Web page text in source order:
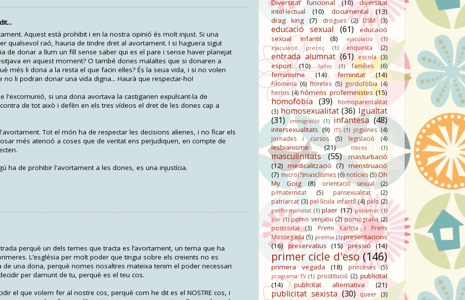
Aquest està prohibit i en la nostra opinió és molt injust. Si una
qualsevol raó, hauria de tindre dret al avortament. I si haguera sigut
de donar a llum un fill sense saber qui es el pare i sense haver planejat
en aquest moment? O també dones malaltes que si donaren a
més li dona a la resta el que facin elles? És la seua vida, i si no volen
li podran donar una vida digna... Haurà que respectar-ho!
l'excomunió, si una dona avortava la castigarien expulsant-la de
de tot això i defèn en els tres vídeos el dret de les dones cap a
Tot el món ha de respectar les decisions alienes, i no ficar els
més atenció a coses que de veritat ens perjudiquen, en compte de
ha de prohibir l'avortament a les dones, es una injustícia.
perquè un dels temes que tracta es l’avortament, un tema que ha
L’església per molt poder que tingui sobre els creients no es
de una dona, perquè nomes nosaltres mateixa tenim el poder necessari
per damunt de tu, perquè es el teu cos.
el que volem fer al nostre cos, perquè com he dit es el NOSTRE cos, i
Diversitat funcional (10)
diversitat
intel·lectual
(10) documental
(13)
drag king
(7) drogues (2) DSM (3)
educació sexual (61)
educació
sexual infantil
(8) ejaculació
(1)
ejaculació precoç
(1) enquesta (2)
entrada alumnat (61) escola (3)
esport (10) falles (1) famílies (6)
feminisme (14) feminitat (14)
Filomena (6) floretes (5) gordofòbia (4)
herois (4) hòmens profeministes (15)
homofòbia (39)
homoparentalitat
(3) homosexualitat (36) Igualtat
(31)
immigració (1) infantesa (48)
intersexualitats (9) ITS (1) joguines (4)
jornades i cursos
(5) legislació (4)
lesbianisme (21) llibres (1)
masculinitats (55)
masturbació
(12) medicalització (7) menstruació
(7) micro(?)masclismes (6) notícies(5)Oh
My Goig
(8) orientació sexual
(2)
p/maternitat
(5) pansexualitat
(2)
patriarcat (3) pel·lícula infantil (4) pèls (2)
performativitat (1) plaer (17) poliamor (1)
por (1) porno venjatiu (2) pornografia (2)
postcoital
(3)
Premi Karícia i Premi
Mossegada (5) premsa (1) presentacions
(16) preservatius (15) pressió (14)
primer cicle d'eso (146)
primera vegada (18) princeses (5)
programa TV (1) prostitució (2) publicitat
(14)
publicitat alternativa (21)
publicitat sexista (30) queer (3)